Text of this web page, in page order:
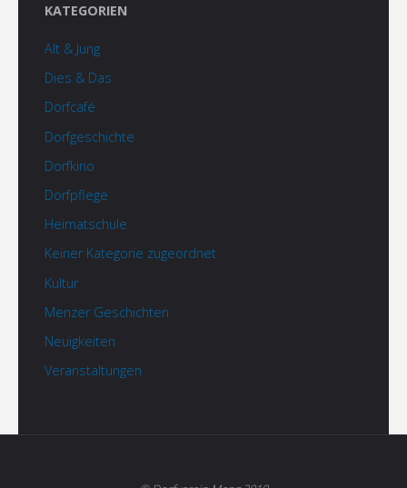
KATEGORIEN
Alt & Jung
Dies & Das
Dorfcafé
Dorfgeschichte
Dorfkino
Dorfpflege
Heimatschule
Keiner Kategorie zugeordnet
Kultur
Menzer Geschichten
Neuigkeiten
Veranstaltungen